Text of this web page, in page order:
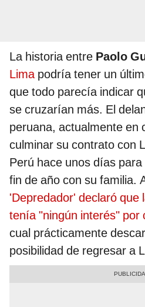
La historia entre Paolo
Limapodría tener un
que todo parecía indicar
se cruzarían más. El
peruana, actualmente en
culminar su contrato con
Perú hace unos días
fin de año con su familia.
'Depredador' declaró que
tenía "ningún interés" por
cual prácticamente
posibilidad de regresar a